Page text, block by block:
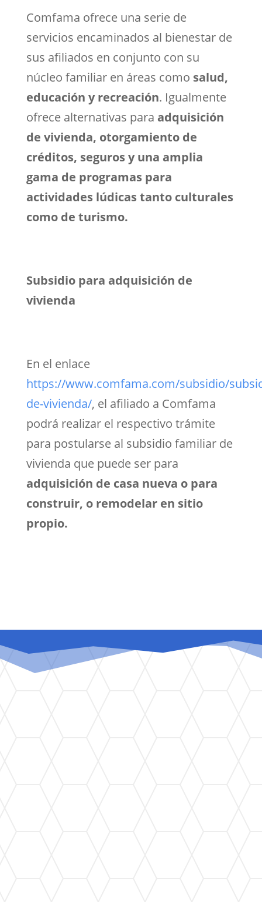
Comfama ofrece una serie de
servicios encaminados al bienestar de
sus afiliados en conjunto con su
núcleo familiar en áreas como salud,
educación y recreación. Igualmente
ofrece alternativas para adquisición
de vivienda, otorgamiento de
créditos, seguros y una amplia
gama de programas para
actividades lúdicas tanto culturales
como de turismo.
Subsidio para adquisición de
vivienda
En el enlace
https://www.comfama.com/subsidio/
de-vivienda/, el afiliado a Comfama
podrá realizar el respectivo trámite
para postularse al subsidio familiar de
vivienda que puede ser para
adquisición de casa nueva o para
construir, o remodelar en sitio
propio.